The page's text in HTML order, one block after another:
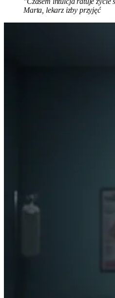
Marta, lekarz izby przyjęć